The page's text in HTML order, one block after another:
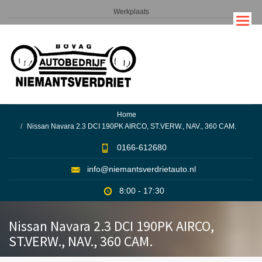
naar
inhoud
gaan
Werkplaats
Service
Home
Nissan Navara 2.3 DCI 190PK AIRCO, ST.VERW., NAV., 360 CAM.
0166-612680
info@niemantsverdrietauto.nl
8:00 - 17:30
Nissan Navara 2.3 DCI 190PK AIRCO,
ST.VERW., NAV., 360 CAM.